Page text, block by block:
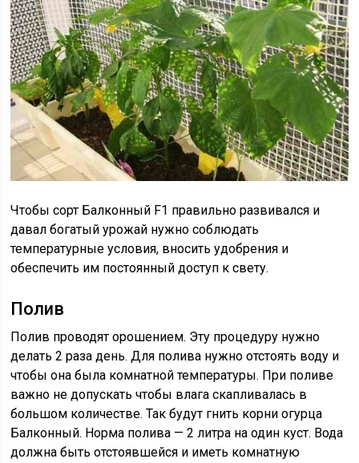
Чтобы сорт Балконный F1 правильно развивался и
давал богатый урожай нужно соблюдать
температурные условия, вносить удобрения и
обеспечить им постоянный доступ к свету.
Полив
Полив проводят орошением. Эту процедуру нужно
делать 2 раза день. Для полива нужно отстоять воду и
чтобы она была комнатной температуры. При поливе
важно не допускать чтобы влага скапливалась в
большом количестве. Так будут гнить корни огурца
Балконный. Норма полива — 2 литра на один куст. Вода
должна быть отстоявшейся и иметь комнатную